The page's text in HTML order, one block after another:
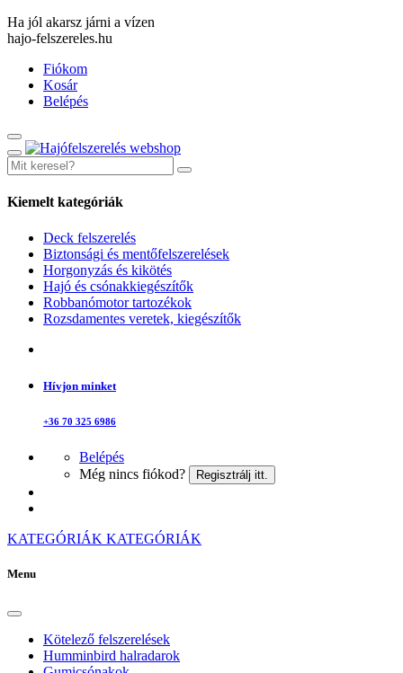
Ha jól akarsz járni a vízen
hajo-felszereles.hu
Fiókom
Kosár
Belépés
Kiemelt kategóriák
Deck felszerelés
Biztonsági és mentőfelszerelések
Horgonyzás és kikötés
Hajó és csónakkiegészítők
Robbanómotor tartozékok
Rozsdamentes veretek, kiegészítők
Hívjon minket
+36 70 325 6986
Belépés
Még nincs fiókod?
Regisztrálj itt.
KATEGÓRIÁK KATEGÓRIÁK
Menu
Kötelező felszerelések
Humminbird halradarok